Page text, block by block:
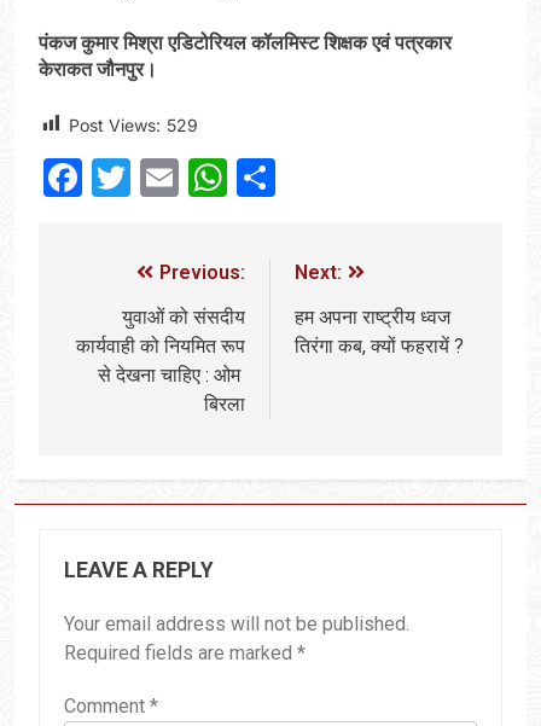
पंकज कुमार मिश्रा एडिटोरियल कॉलमिस्ट शिक्षक एवं पत्रकार
केराकत जौनपुर।
Post Views: 529
Facebook
Twitter
EmailWhatsApp
Previous:
युवाओं को संसदीय
कार्यवाही को नियमित रूप
से देखना चाहिए : ओम
बिरला
Next:
हम अपना राष्ट्रीय ध्वज
तिरंगा कब, क्यों फहरायें ?
LEAVE A REPLY
Your email address will not be published.
Required fields are marked *
Comment *